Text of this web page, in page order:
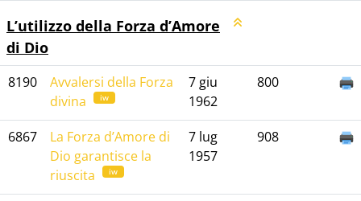
L’utilizzo della Forza d’Amore
di Dio
8190
Avvalersi della Forza
divina
iw
7 giu
1962
800
6867
La Forza d’Amore di
Dio garantisce la
riuscita
iw
7 lug
1957
908